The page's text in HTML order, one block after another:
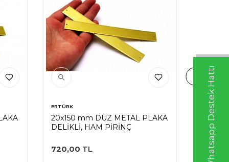
Whatsapp Destek Hattı
ERTÜRK
20x150 mm DÜZ METAL PLAKA
DELİKLİ, HAM PİRİNÇ
720,00 TL
ERTÜRK